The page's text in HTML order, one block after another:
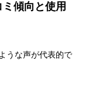
傾向と使用
うな声が代表的で